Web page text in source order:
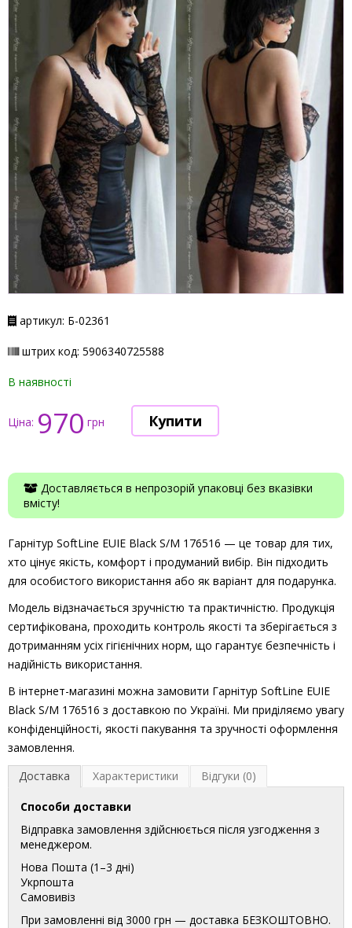
артикул: Б-02361
штрих код: 5906340725588
В наявності
Ціна: 970 грн
Доставляється в непрозорій упаковці без вказівки
вмісту!
Гарнітур SoftLine EUIE Black S/M 176516 — це товар для тих,
хто цінує якість, комфорт і продуманий вибір. Він підходить
для особистого використання або як варіант для подарунка.
Модель відзначається зручністю та практичністю. Продукція
сертифікована, проходить контроль якості та зберігається з
дотриманням усіх гігієнічних норм, що гарантує безпечність і
надійність використання.
В інтернет-магазині можна замовити Гарнітур SoftLine EUIE
Black S/M 176516 з доставкою по Україні. Ми приділяємо увагу
конфіденційності, якості пакування та зручності оформлення
замовлення.
Доставка
Характеристики Відгуки (0)
Способи доставки
Відправка замовлення здійснюється після узгодження з
менеджером.
Нова Пошта (1–3 дні)
Укрпошта
Самовивіз
При замовленні від 3000 грн — доставка БЕЗКОШТОВНО.